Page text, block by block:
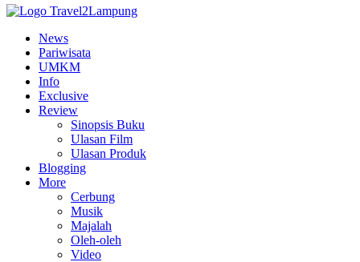
News
Pariwisata
UMKM
Info
Exclusive
Review
Sinopsis Buku
Ulasan Film
Ulasan Produk
Blogging
More
Cerbung
Musik
Majalah
Oleh-oleh
Video